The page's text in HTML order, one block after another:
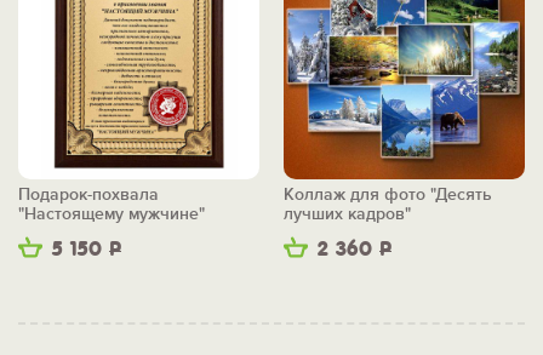
5 150 Р
Подарок-похвала
"Настоящему мужчине"
2 360 Р
Коллаж для фото "Десять
лучших кадров"